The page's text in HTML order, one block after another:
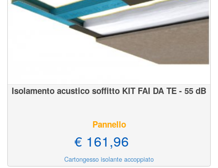
Isolamento acustico soffitto KIT FAI DA TE - 55 dB
Pannello
€ 161,96
Cartongesso isolante accoppiato